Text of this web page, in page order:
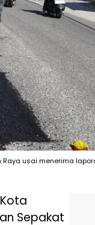
Raya usai menerima
Sepakat